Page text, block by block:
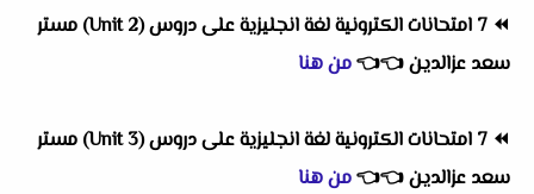
⏪
7 امتحانات الكترونية لغة انجليزية على دروس (Unit 2) مستر
سعد عزالدين👈
👈من هنا
⏪
7 امتحانات الكترونية لغة انجليزية على دروس (Unit 3) مستر
سعد عزالدين👈
👈من هنا